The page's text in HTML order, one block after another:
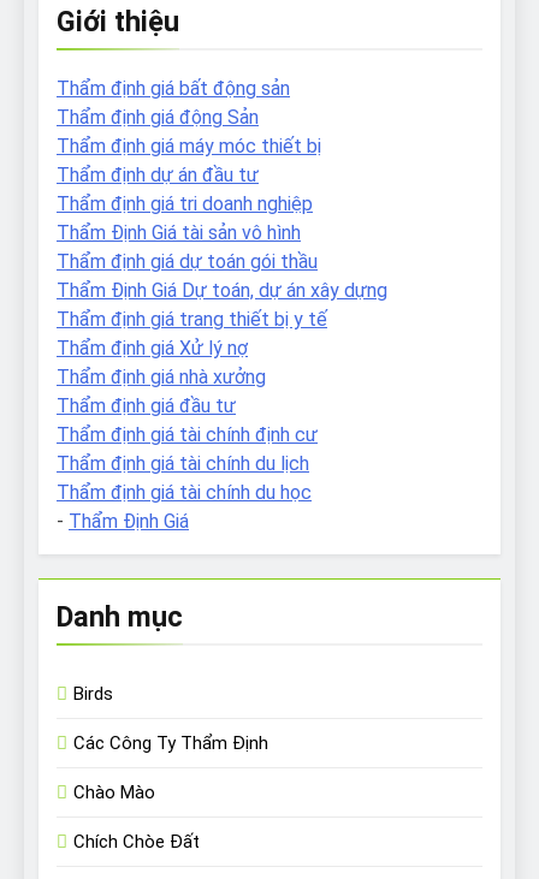
Giới thiệu
Thẩm định giá bất động sản
Thẩm định giá động Sản
Thẩm định giá máy móc thiết bị
Thẩm định dự án đầu tư
Thẩm định giá tri doanh nghiệp
Thẩm Định Giá tài sản vô hình
Thẩm định giá dự toán gói thầu
Thẩm Định Giá Dự toán, dự án xây dựng
Thẩm định giá trang thiết bị y tế
Thẩm định giá Xử lý nợ
Thẩm định giá nhà xưởng
Thẩm định giá đầu tư
Thẩm định giá tài chính định cư
Thẩm định giá tài chính du lịch
Thẩm định giá tài chính du học
- Thẩm Định Giá
Danh mục
Birds
Các Công Ty Thẩm Định
Chào Mào
Chích Chòe Đất